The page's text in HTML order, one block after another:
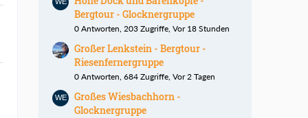
Bergtour - Glocknergruppe
0 Antworten, 203 Zugriffe, Vor 18 Stunden
Großer Lenkstein - Bergtour -
Riesenfernergruppe
0 Antworten, 684 Zugriffe, Vor 2 Tagen
Großes Wiesbachhorn -
Glocknergruppe